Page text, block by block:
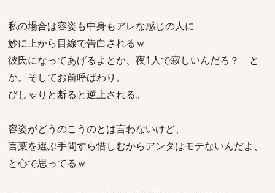
私の場合は容姿も中身もアレな感じの人に
妙に上から目線で告白されるｗ
彼氏になってあげるよとか、夜1人で寂しいんだろ？ と
か。そしてお前呼ばわり。
ぴしゃりと断ると逆上される。
容姿がどうのこうのとは言わないけど、
言葉を選ぶ手間すら惜しむからアンタはモテないんだよ、
と心で思ってるｗ